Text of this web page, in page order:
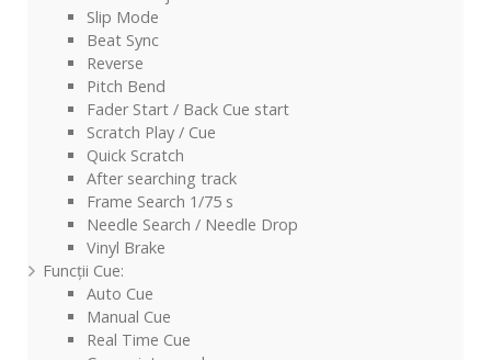
Slip Mode
Beat Sync
Reverse
Pitch Bend
Fader Start / Back Cue start
Scratch Play / Cue
Quick Scratch
After searching track
Frame Search 1/75 s
Needle Search / Needle Drop
Vinyl Brake
Funcții Cue:
Auto Cue
Manual Cue
Real Time Cue